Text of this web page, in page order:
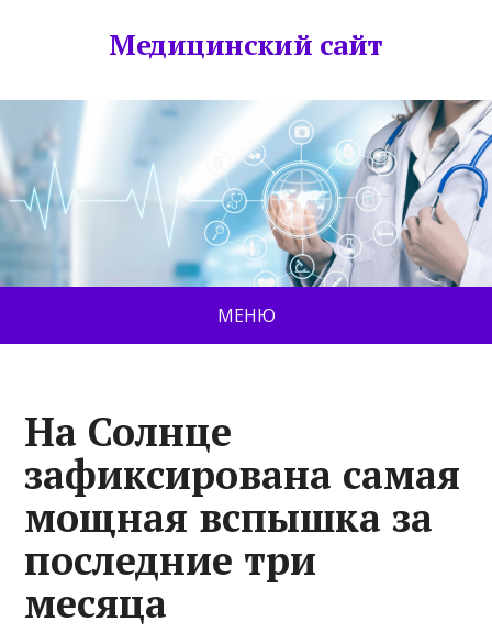
Медицинский сайт
МЕНЮ
На Солнце
зафиксирована самая
мощная вспышка за
последние три
месяца